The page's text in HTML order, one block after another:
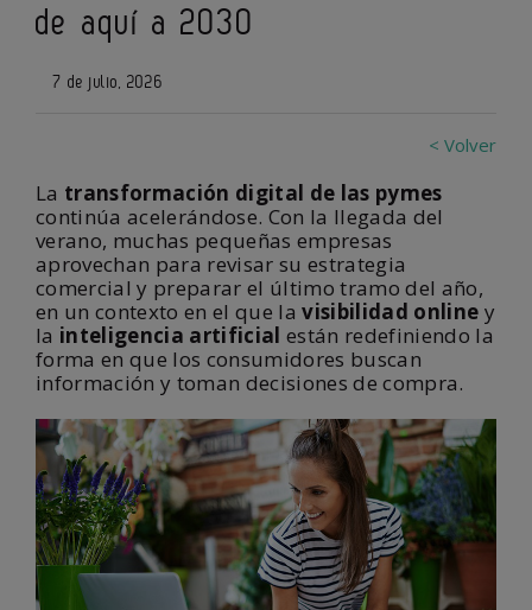
de aquí a 2030
7 de julio, 2026
< Volver
La transformación digital de las pymes
continúa acelerándose. Con la llegada del
verano, muchas pequeñas empresas
aprovechan para revisar su estrategia
comercial y preparar el último tramo del año,
en un contexto en el que lavisibilidad online y
la inteligencia artificial están redefiniendo la
forma en que los consumidores buscan
información y toman decisiones de compra.